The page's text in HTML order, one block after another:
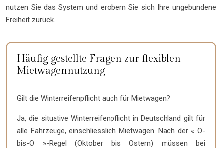
nutzen Sie das System und erobern Sie sich Ihre ungebundene
Freiheit zurück.
Häufig gestellte Fragen zur flexiblen
Mietwagennutzung
Gilt die Winterreifenpflicht auch für Mietwagen?
Ja, die situative Winterreifenpflicht in Deutschland gilt für
alle Fahrzeuge, einschliesslich Mietwagen. Nach der « O-
bis-O »-Regel (Oktober bis Ostern) müssen bei